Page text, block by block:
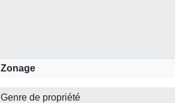
Zonage
Genre de propriété